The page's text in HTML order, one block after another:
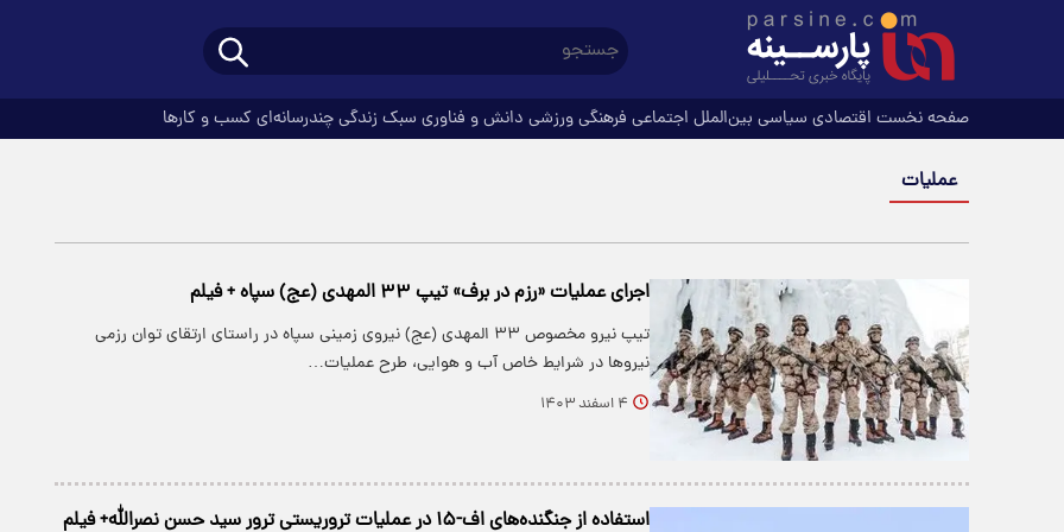
صفحه نخست اقتصادی سیاسی بین‌الملل اجتماعی فرهنگیورزشی دانش و فناوری سبک زندگیچندرسانه‌ای کسب و کارها
عملیات‌
اجرای عملیات «رزم در برف» تیپ ۳۳ المهدی (عج) سپاه + فیلم
تیپ نیرو مخصوص ۳۳ المهدی (عج) نیروی زمینی سپاه در راستای ارتقای توان رزمی
نیروها در شرایط خاص آب و هوایی، طرح عملیات…
۴ اسفند ۱۴۰۳
استفاده از جنگنده‌های اف-۱۵ در عملیات تروریستی ترور سید حسن نصرالله+ فیلم